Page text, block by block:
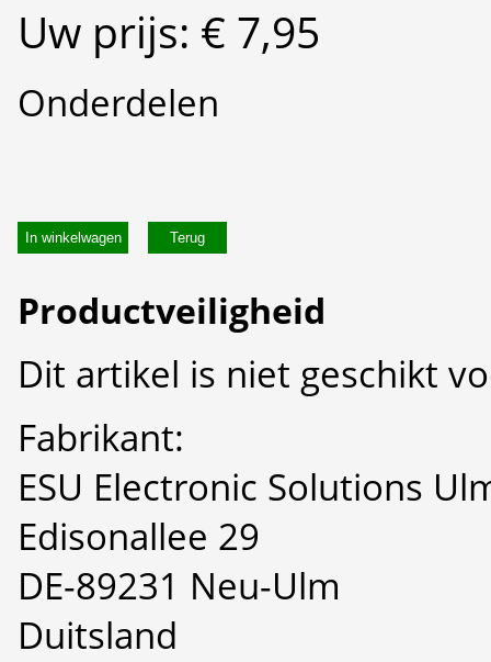
Uw prijs: € 7,95
Onderdelen
In winkelwagen
Productveiligheid
Dit artikel is niet geschikt
Fabrikant:
ESU Electronic Solutions
Edisonallee 29
DE-89231 Neu-Ulm
Duitsland